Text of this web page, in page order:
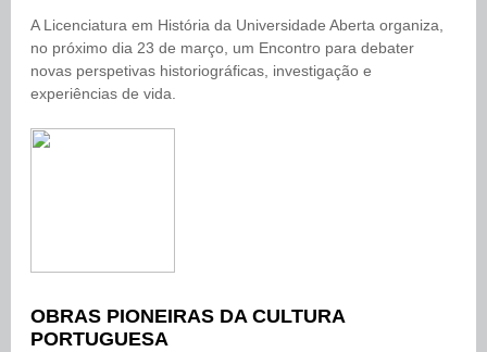
A Licenciatura em História da Universidade Aberta organiza,
no próximo dia 23 de março, um Encontro para debater
novas perspetivas historiográficas, investigação e
experiências de vida.
OBRAS PIONEIRAS DA CULTURA
PORTUGUESA